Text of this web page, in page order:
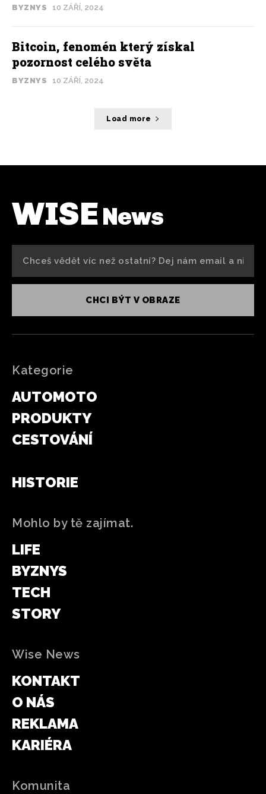
BYZNYS 10 ZÁŘÍ, 2024
Bitcoin, fenomén který získal
pozornost celého světa
BYZNYS 10 ZÁŘÍ, 2024
Load more
WISENews
CHCI BÝT V OBRAZE
Kategorie
AUTOMOTO
PRODUKTY
CESTOVÁNÍ
HISTORIE
Mohlo by tě zajímat.
LIFE
BYZNYS
TECH
STORY
Wise News
KONTAKT
O NÁS
REKLAMA
KARIÉRA
Komunita